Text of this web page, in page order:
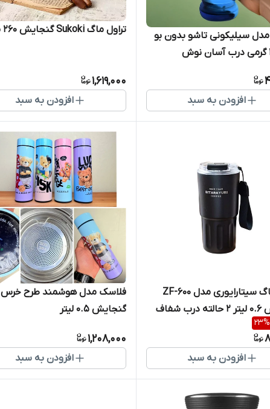
سیلیکونی تاشو بدون بو
افزودن به سبد
تراول ماگ Sukoki گنجایش ۲۶۰ میل
1,619,000
افزودن به سبد
تراول ماگ سیتارایوری مدل ZF-600
گنجایش 0.6 لیتر ۲ حالته درب شفاف
۱23%
افزودن به سبد
فلاسک مدل هوشمند طرح خرس
گنجایش 0.5 لیتر
1,208,000
افزودن به سبد